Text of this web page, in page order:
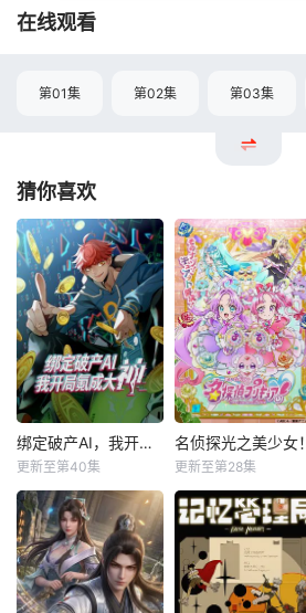
在线观看
第01集 第02集 第03集
猜你喜欢
绑定破产AI，我开局氪成大神动态漫
更新至第40集
名侦探光之美少女！
更新至第28集